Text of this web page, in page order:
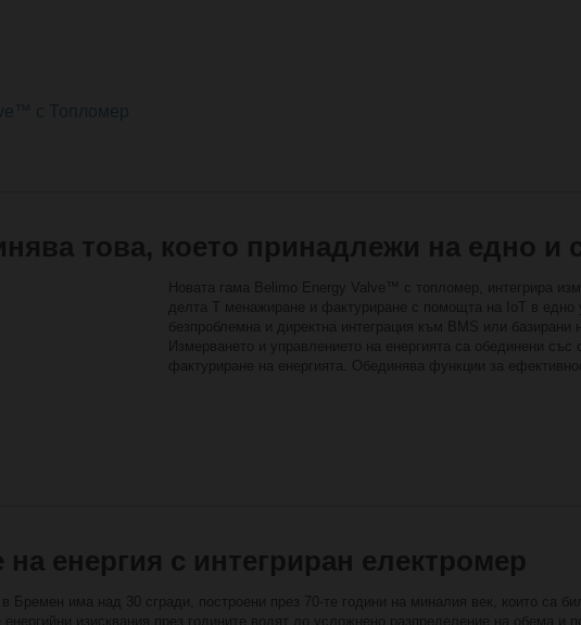
това, което принадлежи на едно и
Новата гама Belimo Energy Valve™ с топломер, интегрира
делта Т менажиране и фактуриране с помощта на IoT в едно
безпроблемна и директна интеграция към BMS или
Измерването и управлението на енергията са обединени
фактуриране на енергията. Обединява функции за
енергия с интегриран електромер
в Бремен има над 30 сгради, построени през 70-те години на миналия век, които са
енергийни изисквания през годините водят до усложнено разпределение на обема